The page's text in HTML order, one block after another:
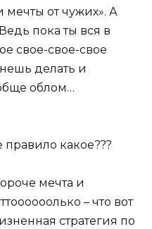
мечты от чужих». А
пока ты вся в
свое-свое-свое
делать и
облом…
правило какое???
мечта и
– что вот
стратегия по